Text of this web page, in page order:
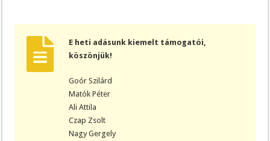
E heti adásunk kiemelt támogatói,
köszönjük!
Goór Szilárd
Matók Péter
Ali Attila
Czap Zsolt
Nagy Gergely